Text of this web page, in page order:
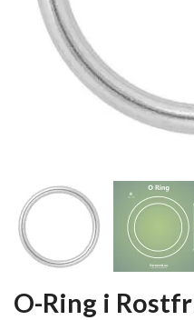
O-Ring i